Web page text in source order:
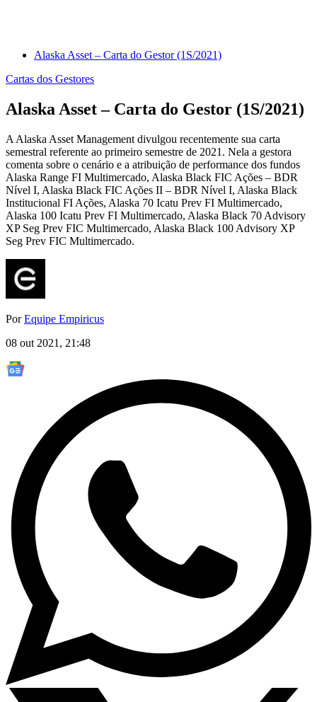
Alaska Asset – Carta do Gestor (1S/2021)
Cartas dos Gestores
Alaska Asset – Carta do Gestor (1S/2021)
A Alaska Asset Management divulgou recentemente sua carta
semestral referente ao primeiro semestre de 2021. Nela a gestora
comenta sobre o cenário e a atribuição de performance dos fundos
Alaska Range FI Multimercado, Alaska Black FIC Ações – BDR
Nível I, Alaska Black FIC Ações II – BDR Nível I, Alaska Black
Institucional FI Ações, Alaska 70 Icatu Prev FI Multimercado,
Alaska 100 Icatu Prev FI Multimercado, Alaska Black 70 Advisory
XP Seg Prev FIC Multimercado, Alaska Black 100 Advisory XP
Seg Prev FIC Multimercado.
PorEquipe Empiricus
08 out 2021, 21:48